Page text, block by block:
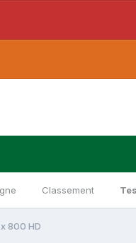
Classement
800 HD